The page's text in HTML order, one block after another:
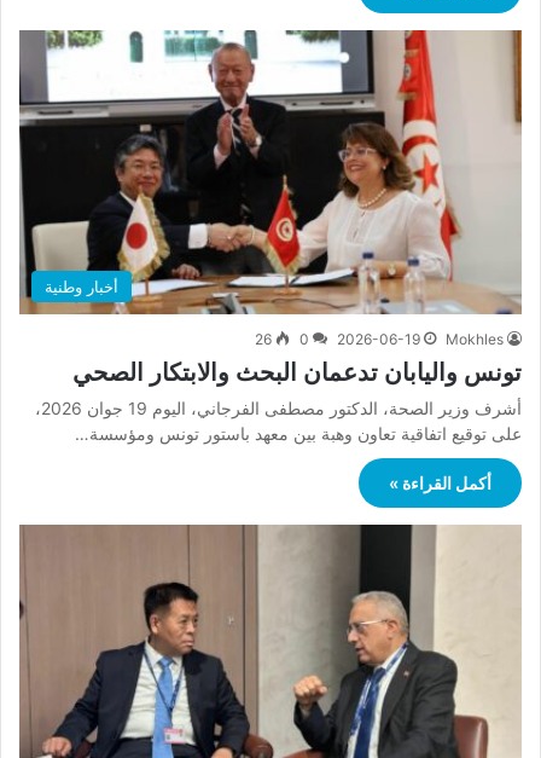
أخبار وطنية
Mokhles
2026-06-19
0
26
تونس واليابان تدعمان البحث والابتكار الصحي
أشرف وزير الصحة، الدكتور مصطفى الفرجاني، اليوم 19 جوان 2026،
على توقيع اتفاقية تعاون وهبة بين معهد باستور تونس ومؤسسة…
أكمل القراءة »